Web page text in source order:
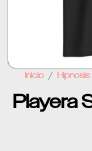
Inicio Hipnosis
Playera